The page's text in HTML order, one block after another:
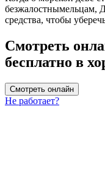
безжалостнымельцам,
средства, чтобы
Смотреть
бесплатно в
Смотреть онлайн
Не работает?